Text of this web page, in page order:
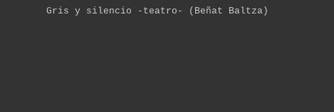
Gris y silencio -teatro- (Beñat Baltza)